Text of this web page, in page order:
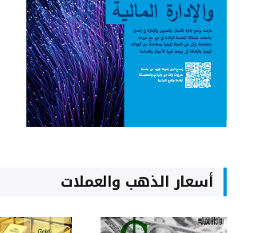
أسعار الذهب والعملات